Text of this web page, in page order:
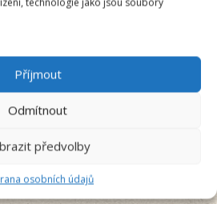
Příjmout
Odmítnout
předvolby
osobních údajů